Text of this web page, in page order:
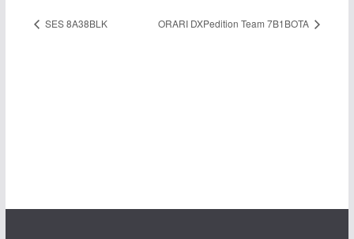
SES 8A38BLK ORARI DXPedition Team 7B1BOTA